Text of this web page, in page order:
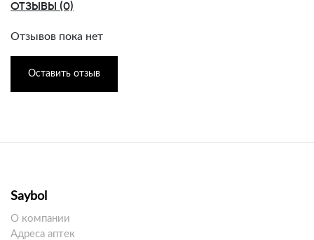
ОТЗЫВЫ (0)
Отзывов пока нет
Оставить отзыв
Saybol
О компании
Адреса аптек